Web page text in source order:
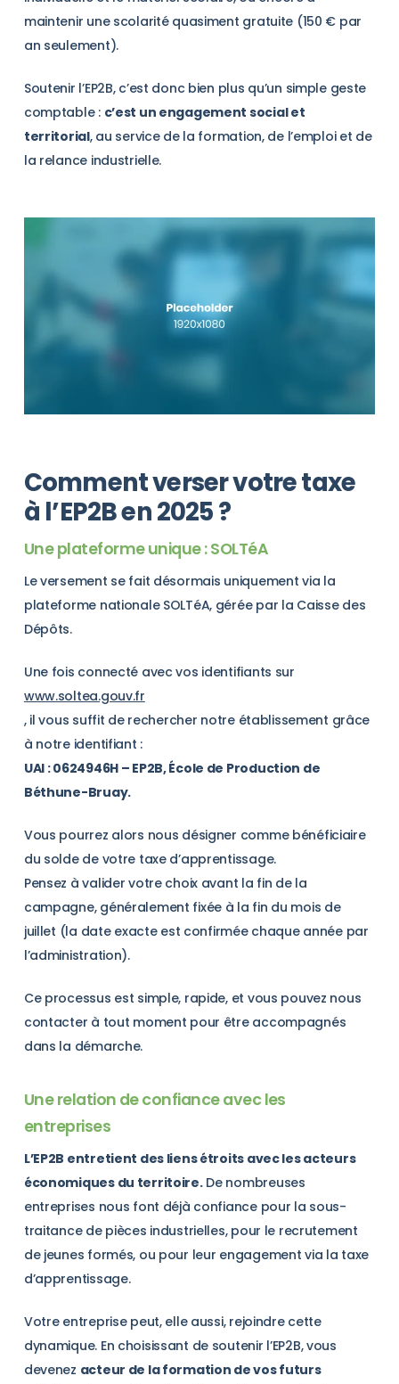
maintenir une scolarité quasiment gratuite (150 € par
an seulement).
Soutenir l’EP2B, c’est donc bien plus qu’un simple geste
comptable : c’est un engagement social et
territorial, au service de la formation, de l’emploi et de
la relance industrielle.
Comment verser votre taxe
à l’EP2B en 2025 ?
Une plateforme unique : SOLTéA
Le versement se fait désormais uniquement via la
plateforme nationale SOLTéA, gérée par la Caisse des
Dépôts.
Une fois connecté avec vos identifiants sur
www.soltea.gouv.fr
, il vous suffit de rechercher notre établissement grâce
à notre identifiant :
UAI : 0624946H – EP2B, École de Production de
Béthune-Bruay.
Vous pourrez alors nous désigner comme bénéficiaire
du solde de votre taxe d’apprentissage.
Pensez à valider votre choix avant la fin de la
campagne, généralement fixée à la fin du mois de
juillet (la date exacte est confirmée chaque année par
l’administration).
Ce processus est simple, rapide, et vous pouvez nous
contacter à tout moment pour être accompagnés
dans la démarche.
Une relation de confiance avec les
entreprises
L’EP2B entretient des liens étroits avec les acteurs
économiques du territoire.De nombreuses
entreprises nous font déjà confiance pour la sous-
traitance de pièces industrielles, pour le recrutement
de jeunes formés, ou pour leur engagement via la taxe
d’apprentissage.
Votre entreprise peut, elle aussi, rejoindre cette
dynamique. En choisissant de soutenir l’EP2B, vous
devenez acteur de la formation de vos futurs